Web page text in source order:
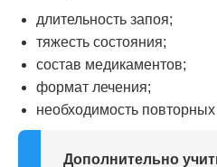
длительность запоя;
тяжесть состояния;
состав медикаментов;
формат лечения;
необходимость повторных
Дополнительно